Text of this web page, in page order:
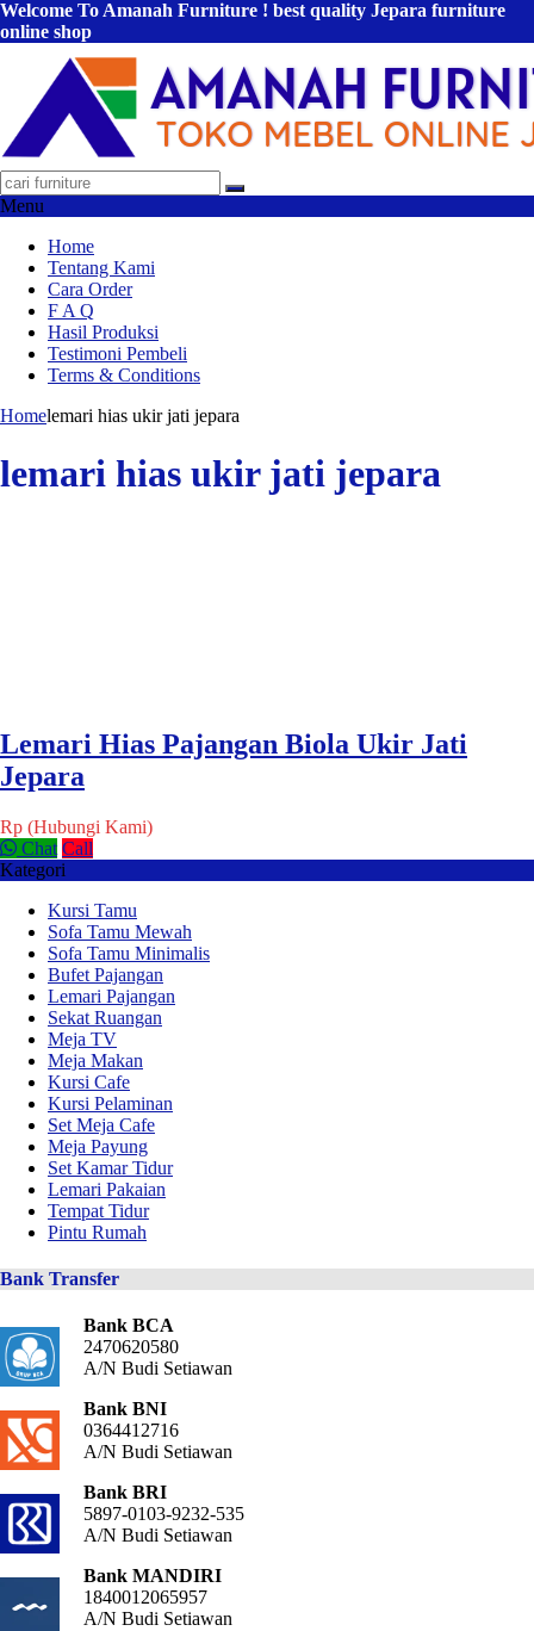
Welcome To Amanah Furniture ! best quality Jepara furniture
online shop
Menu
Home
Tentang Kami
Cara Order
F A Q
Hasil Produksi
Testimoni Pembeli
Terms & Conditions
Homelemari hias ukir jati jepara
lemari hias ukir jati jepara
Lemari Hias Pajangan Biola Ukir Jati
Jepara
Rp (Hubungi Kami)
Chat Call
Kategori
Kursi Tamu
Sofa Tamu Mewah
Sofa Tamu Minimalis
Bufet Pajangan
Lemari Pajangan
Sekat Ruangan
Meja TV
Meja Makan
Kursi Cafe
Kursi Pelaminan
Set Meja Cafe
Meja Payung
Set Kamar Tidur
Lemari Pakaian
Tempat Tidur
Pintu Rumah
Bank Transfer
Bank BCA
2470620580
A/N Budi Setiawan
Bank BNI
0364412716
A/N Budi Setiawan
Bank BRI
5897-0103-9232-535
A/N Budi Setiawan
Bank MANDIRI
1840012065957
A/N Budi Setiawan